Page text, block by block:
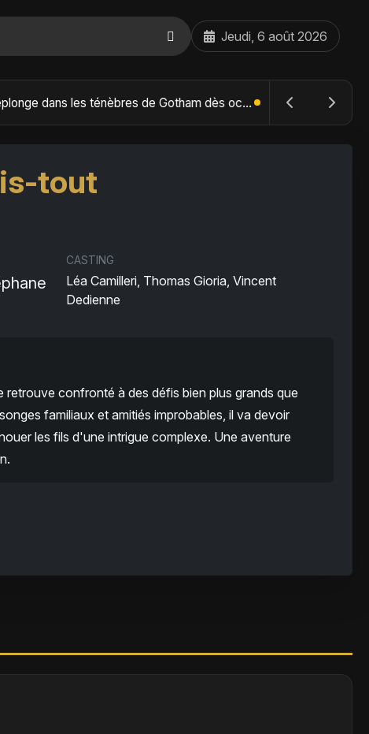
Jeudi, 6 août 2026
The Batman : Part II – Robert Pattinson replonge dans les ténèbres de Gotham dès octobre 2027
tout
CASTING
Léa Camilleri, Thomas Gioria, Vincent
Dedienne
retrouve confronté à des défis bien plus grands que
familiaux et amitiés improbables, il va devoir
les fils d'une intrigue complexe. Une aventure